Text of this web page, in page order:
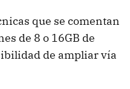
que se comentan
de 8 o 16GB de
de ampliar vía